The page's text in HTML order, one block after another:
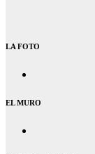
LA FOTO
EL MURO